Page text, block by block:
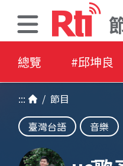
總覽 #邱坤良
::: / 節目
臺灣台語
音樂